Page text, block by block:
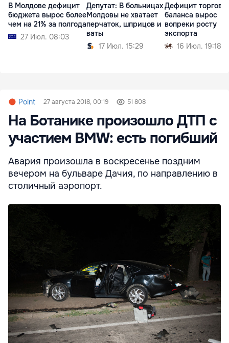
В Молдове дефицит
бюджета вырос более
чем на 21% за полгода
27 Июл. 08:03
Депутат: В больницах
Молдовы не хватает
перчаток, шприцов и
ваты
17 Июл. 15:29
Дефицит
баланса вырос
вопреки росту
экспорта
16 Июл. 19:18
Point 27 августа 2018, 00:19 51 808
На Ботанике произошло ДТП с
участием BMW: есть погибший
Авария произошла в воскресенье поздним
вечером на бульваре Дачия, по направлению в
столичный аэропорт.